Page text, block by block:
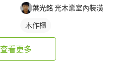
葉光銘 光木業室內裝潢
木作櫃
查看更多